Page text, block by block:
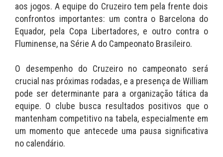
aos jogos. A equipe do Cruzeiro tem pela frente dois
confrontos importantes: um contra o Barcelona do
Equador, pela Copa Libertadores, e outro contra o
Fluminense, na Série A do Campeonato Brasileiro.
O desempenho do Cruzeiro no campeonato será
crucial nas próximas rodadas, e a presença de William
pode ser determinante para a organização tática da
equipe. O clube busca resultados positivos que o
mantenham competitivo na tabela, especialmente em
um momento que antecede uma pausa significativa
no calendário.